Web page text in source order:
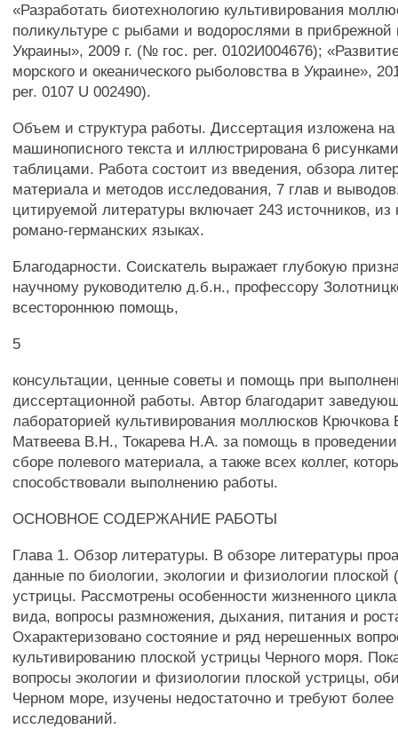
«Разработать биотехнологию культивирования
поликультуре с рыбами и водорослями в прибрежной
Украины», 2009 г. (№ гос. per. 0102И004676);
морского и океанического рыболовства в Украине»,
per. 0107 U 002490).
Объем и структура работы. Диссертация изложена на
машинописного текста и иллюстрирована 6
таблицами. Работа состоит из введения, обзора
материала и методов исследования, 7 глав и
цитируемой литературы включает 243 источников, из
романо-германских языках.
Благодарности. Соискатель выражает глубокую
научному руководителю д.б.н., профессору
всестороннюю помощь,
5
консультации, ценные советы и помощь при
диссертационной работы. Автор благодарит
лабораторией культивирования моллюсков Крючкова
Матвеева В.Н., Токарева H.A. за помощь в
сборе полевого материала, а также всех коллег,
способствовали выполнению работы.
ОСНОВНОЕ СОДЕРЖАНИЕ РАБОТЫ
Глава 1. Обзор литературы. В обзоре литературы
данные по биологии, экологии и физиологии плоской
устрицы. Рассмотрены особенности жизненного
вида, вопросы размножения, дыхания, питания и
Охарактеризовано состояние и ряд нерешенных
культивированию плоской устрицы Черного моря.
вопросы экологии и физиологии плоской устрицы,
Черном море, изучены недостаточно и требуют
исследований.